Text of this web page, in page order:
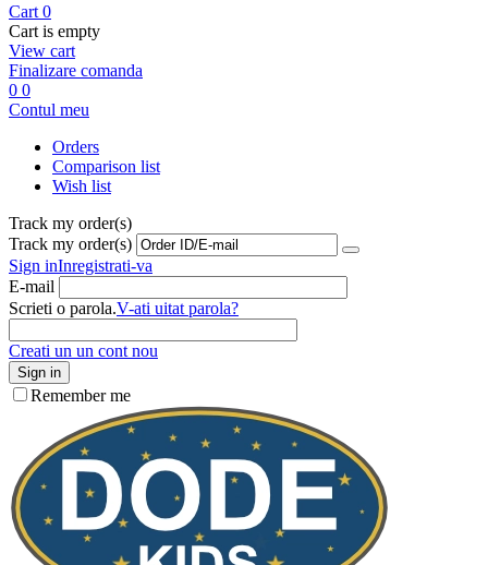
Cart 0
Cart is empty
View cart
Finalizare comanda
0 0
Contul meu
Orders
Comparison list
Wish list
Track my order(s)
Track my order(s)
Sign inInregistrati-va
E-mail
Scrieti o parola.V-ati uitat parola?
Creati un un cont nou
Sign in
Remember me